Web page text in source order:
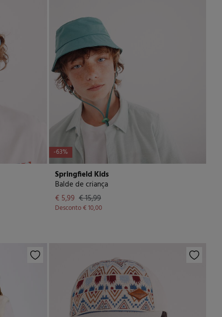
-63%
Springfield Kids
Balde de criança
€ 5,99 € 15,99
Desconto€ 10,00